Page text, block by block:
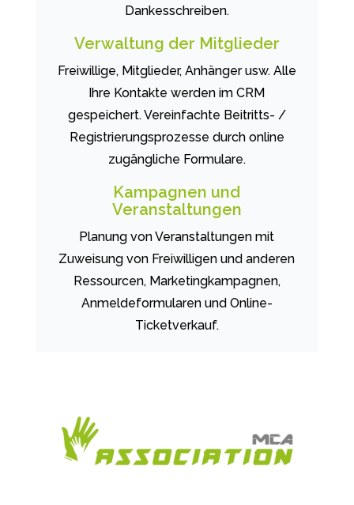
Dankesschreiben.
Verwaltung der Mitglieder
Freiwillige, Mitglieder, Anhänger usw. Alle
Ihre Kontakte werden im CRM
gespeichert. Vereinfachte Beitritts- /
Registrierungsprozesse durch online
zugängliche Formulare.
Kampagnen und
Veranstaltungen
Planung von Veranstaltungen mit
Zuweisung von Freiwilligen und anderen
Ressourcen, Marketingkampagnen,
Anmeldeformularen und Online-
Ticketverkauf.